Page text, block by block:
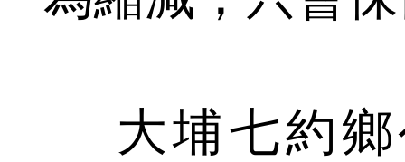
大埔七約鄉